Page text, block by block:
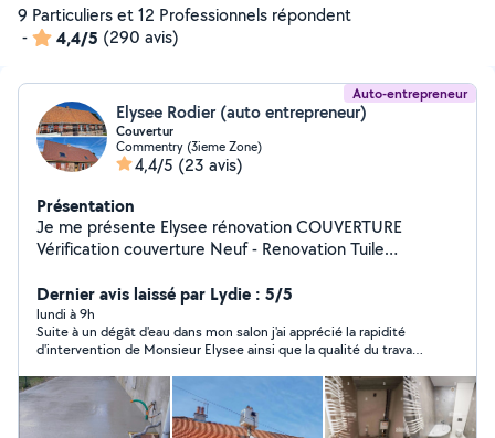
9 Particuliers et 12 Professionnels répondent
-
4,4/5 (290 avis)
Auto-entrepreneur
Elysee Rodier (auto entrepreneur)
Couvertur
Commentry (3ieme Zone)
4,4/5 (23 avis)
Présentation
Je me présente Elysee rénovation COUVERTURE
Vérification couverture Neuf - Renovation Tuile
gouttières Pose de velux avec ou sans modification
PEINTURES INTÉRIEUR EXTÉRIEUR rénovation intérieur
extérieur peinture intérieur extérieur pose de tapisserie
MAÇONNERIE Chapes Dalles Fondations Murs
Terrasses Clôture Carrelage Hésitez pas à me contacter
via la plate-forme AlloVoisins Déplacement sous 48
heures et devis gratuit
Dernier avis laissé par Lydie : 5/5
lundi à 9h
Suite à un dégât d'eau dans mon salon j'ai apprécié la rapidité
d'intervention de Monsieur Elysee ainsi que la qualité du travail